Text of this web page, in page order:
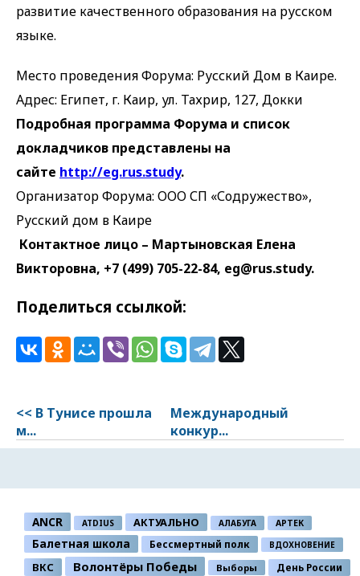
развитие качественного образования на русском
языке.
Место проведения Форума: Русский Дом в Каире.
Адрес: Египет, г. Каир, ул. Тахрир, 127, Докки
Подробная программа Форума и список
докладчиков представлены на
сайте http://eg.rus.study.
Организатор Форума: ООО СП «Содружество»,
Русский дом в Каире
Контактное лицо – Мартыновская Елена
Викторовна, +7 (499) 705-22-84, eg@rus.study.
Поделиться ссылкой:
<< В Тунисе прошла
м...
Международный
конкур...
ANCR ATDIUS АКТУАЛЬНО АЛАБУГА АРТЕК
Балетная школа Бессмертный полк ВДОХНОВЕНИЕ
ВКС Волонтёры Победы Выборы День России